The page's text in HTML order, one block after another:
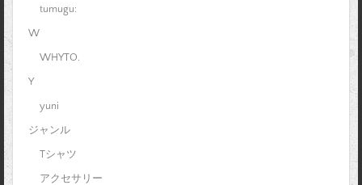
tumugu:
W
WHYTO.
Y
yuni
ジャンル
Tシャツ
アクセサリー